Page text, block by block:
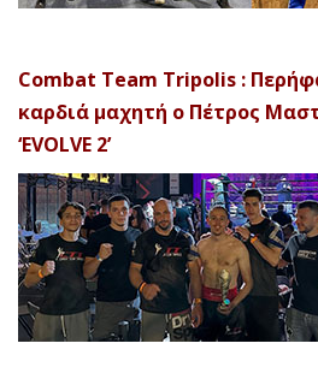
Combat Team Tripolis :
καρδιά μαχητή ο Πέτρος
‘EVOLVE 2’